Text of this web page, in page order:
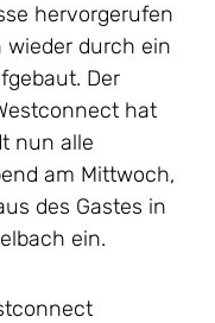
hervorgerufen
wieder durch ein
Der
hat
nun alle
am Mittwoch,
des Gastes in
ein.